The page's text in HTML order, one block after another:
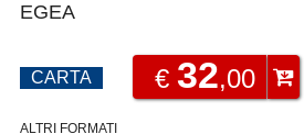
EGEA
CARTA €32,00
ALTRI FORMATI